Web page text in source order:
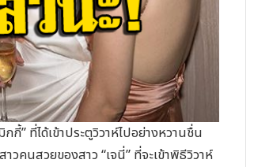
ด้เข้าประตูวิวาห์ไปอย่างหวานชื่น
คนสวยของสาว “เจนี่” ที่จะเข้าพิธีวิวาห์